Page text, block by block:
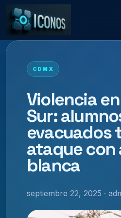
CDMX
Violencia en
Sur:
evacuados
ataque con
blanca
septiembre 22, 2025 ·